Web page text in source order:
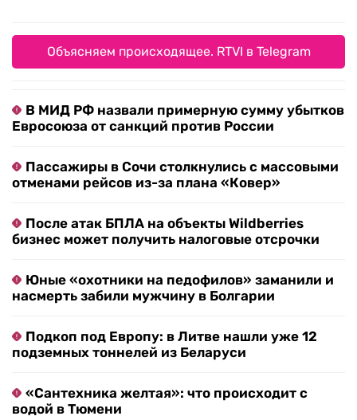
Объясняем происходящее. RTVI в Telegram
В МИД РФ назвали примерную сумму убытков
Евросоюза от санкций против России
Пассажиры в Сочи столкнулись с массовыми
отменами рейсов из-за плана «Ковер»
После атак БПЛА на объекты Wildberries
бизнес может получить налоговые отсрочки
Юные «охотники на педофилов» заманили и
насмерть забили мужчину в Болгарии
Подкоп под Европу: в Литве нашли уже 12
подземных тоннелей из Беларуси
«Сантехника желтая»: что происходит с
водой в Тюмени